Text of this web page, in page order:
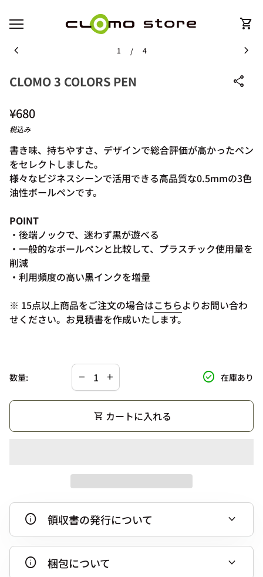
モバイルナビゲーション
カー
shopping_cart
0
ズームイン ズ
chevron_left 1 / 4 chevron_right
CLOMO 3 COLORS PEN share
通常価格
¥680
税込み
書き味、持ちやすさ、デザインで総合評価が高かったペン
をセレクトしました。
様々なビジネスシーンで活用できる高品質な0.5mmの3色
油性ボールペンです。
POINT
・後端ノックで、迷わず黒が遊べる
・一般的なボールペンと比較して、プラスチック使用量を
削減
・利用頻度の高い黒インクを増量
※ 15点以上商品をご注文の場合はこちら(リンクは新しい
(リンクは新しい
(リンクは新しい
よりお問い合わ
せください。お見積書を作成いたします。
数量:
の数量を減らす。
remove
の数量を増やす。
add check_circle 在庫あり
shopping_cart カートに入れる
info 領収書の発行について expand_more
info 梱包について expand_more